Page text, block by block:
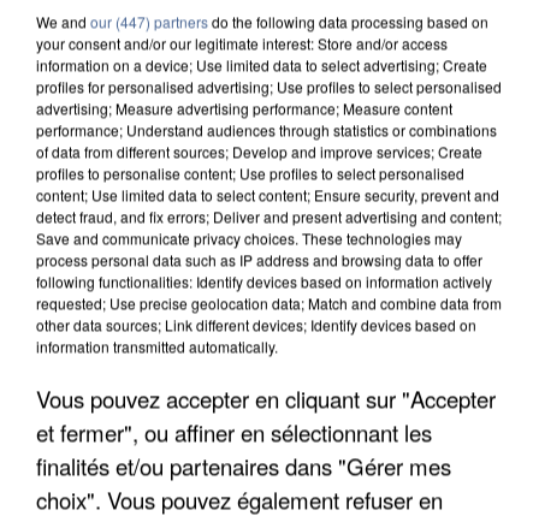
APRÈS TOUTES CES CANICULES, LES REFUGES
DE FAUNE SAUVAGE SONT...
We and our (447) partnersdo the following data processing based on
your consent and/or our legitimate interest: Store and/or access
information on a device; Use limited data to select advertising; Create
profiles for personalised advertising; Use profiles to select personalised
advertising; Measure advertising performance; Measure content
performance; Understand audiences through statistics or combinations
of data from different sources; Develop and improve services; Create
profiles to personalise content; Use profiles to select personalised
content; Use limited data to select content; Ensure security, prevent and
detect fraud, and fix errors; Deliver and present advertising and content;
Save and communicate privacy choices. These technologies may
process personal data such as IP address and browsing data to offer
following functionalities: Identify devices based on information actively
requested; Use precise geolocation data; Match and combine data from
other data sources; Link different devices; Identify devices based on
information transmitted automatically.
Vous pouvez accepter en cliquant sur "Accepter
et fermer", ou affiner en sélectionnant les
finalités et/ou partenaires dans "Gérer mes
choix". Vous pouvez également refuser en